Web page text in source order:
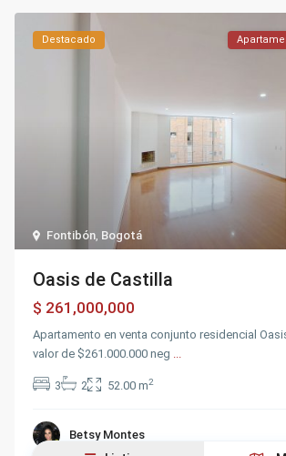
Fontibón Bogotá
Destacado
Oasis de Castilla
$ 261,000,000
Apartamento en venta conjunto residencial
valor de $261.000.000 neg
3 2 52.00 m2
Betsy Montes